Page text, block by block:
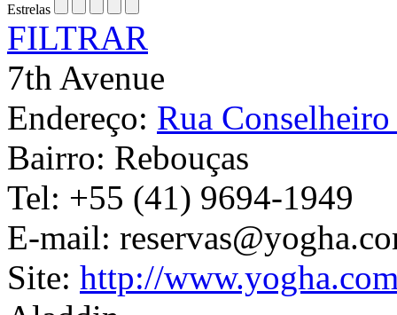
Estrelas
FILTRAR
7th Avenue
Endereço: Rua
Bairro: Rebouças
Tel: +55 (41) 9694-1949
E-mail:
Site: http://